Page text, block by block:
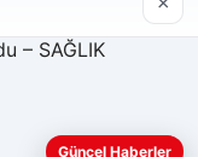
Güncel Haberler